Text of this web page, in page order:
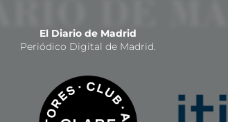
El Diario de Madrid
Periódico Digital de Madrid.